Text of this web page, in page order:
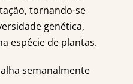
tornando-se
genética,
espécie de plantas.
semanalmente